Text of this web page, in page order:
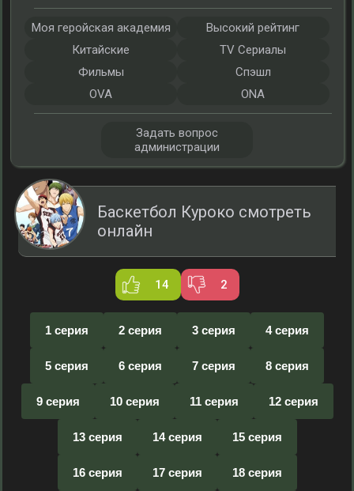
Баскетбол Куроко смотреть
онлайн
14 2
1 серия 2 серия 3 серия 4 серия
5 серия 6 серия 7 серия 8 серия
9 серия 10 серия 11 серия 12 серия
13 серия 14 серия 15 серия
16 серия 17 серия 18 серия
Моя геройская академия
Высокий рейтинг
Китайские
TV Сериалы
Фильмы
Спэшл
OVA
ONA
Задать вопрос
администрации